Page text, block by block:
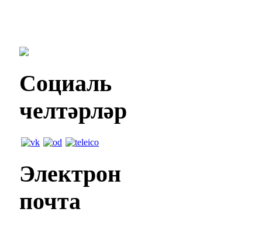
Социаль
челтәрләр
Электрон
почта